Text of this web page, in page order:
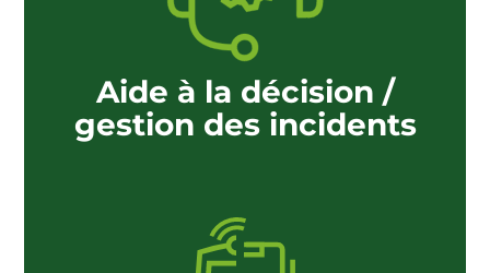
Aide à la décision /
gestion des incidents